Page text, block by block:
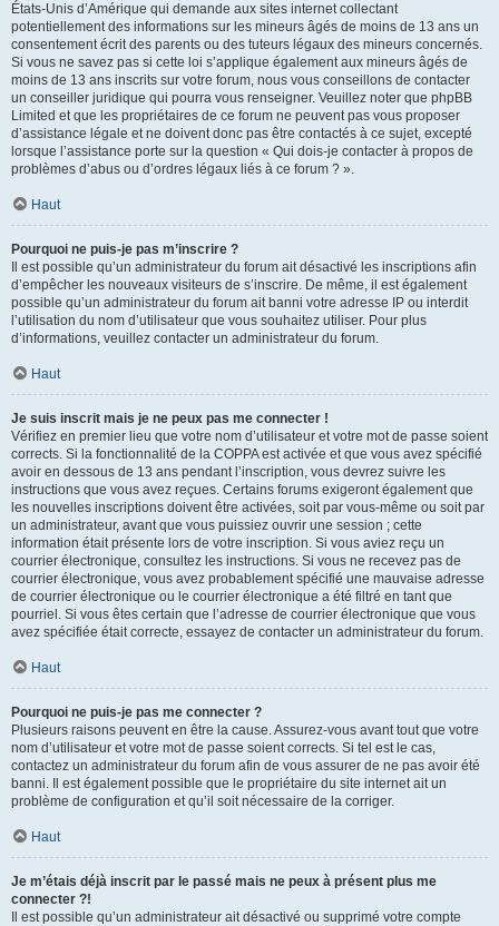
États-Unis d’Amérique qui demande aux sites internet collectant
potentiellement des informations sur les mineurs âgés de moins de 13 ans un
consentement écrit des parents ou des tuteurs légaux des mineurs concernés.
Si vous ne savez pas si cette loi s’applique également aux mineurs âgés de
moins de 13 ans inscrits sur votre forum, nous vous conseillons de contacter
un conseiller juridique qui pourra vous renseigner. Veuillez noter que phpBB
Limited et que les propriétaires de ce forum ne peuvent pas vous proposer
d’assistance légale et ne doivent donc pas être contactés à ce sujet, excepté
lorsque l’assistance porte sur la question « Qui dois-je contacter à propos de
problèmes d’abus ou d’ordres légaux liés à ce forum ? ».
Haut
Pourquoi ne puis-je pas m’inscrire ?
Il est possible qu’un administrateur du forum ait désactivé les inscriptions afin
d’empêcher les nouveaux visiteurs de s’inscrire. De même, il est également
possible qu’un administrateur du forum ait banni votre adresse IP ou interdit
l’utilisation du nom d’utilisateur que vous souhaitez utiliser. Pour plus
d’informations, veuillez contacter un administrateur du forum.
Haut
Je suis inscrit mais je ne peux pas me connecter !
Vérifiez en premier lieu que votre nom d’utilisateur et votre mot de passe soient
corrects. Si la fonctionnalité de la COPPA est activée et que vous avez spécifié
avoir en dessous de 13 ans pendant l’inscription, vous devrez suivre les
instructions que vous avez reçues. Certains forums exigeront également que
les nouvelles inscriptions doivent être activées, soit par vous-même ou soit par
un administrateur, avant que vous puissiez ouvrir une session ; cette
information était présente lors de votre inscription. Si vous aviez reçu un
courrier électronique, consultez les instructions. Si vous ne recevez pas de
courrier électronique, vous avez probablement spécifié une mauvaise adresse
de courrier électronique ou le courrier électronique a été filtré en tant que
pourriel. Si vous êtes certain que l’adresse de courrier électronique que vous
avez spécifiée était correcte, essayez de contacter un administrateur du forum.
Haut
Pourquoi ne puis-je pas me connecter ?
Plusieurs raisons peuvent en être la cause. Assurez-vous avant tout que votre
nom d’utilisateur et votre mot de passe soient corrects. Si tel est le cas,
contactez un administrateur du forum afin de vous assurer de ne pas avoir été
banni. Il est également possible que le propriétaire du site internet ait un
problème de configuration et qu’il soit nécessaire de la corriger.
Haut
Je m’étais déjà inscrit par le passé mais ne peux à présent plus me
connecter ?!
Il est possible qu’un administrateur ait désactivé ou supprimé votre compte